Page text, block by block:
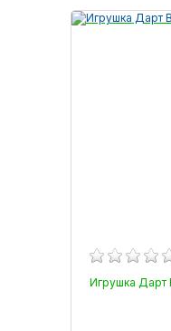
Игрушка Дарт